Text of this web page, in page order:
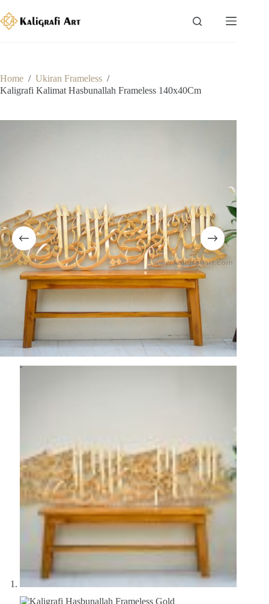
to
content
Home / Ukiran Frameless /
Kaligrafi Kalimat Hasbunallah Frameless 140x40Cm